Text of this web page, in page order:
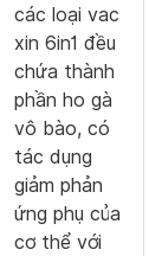
các loại vac
xin 6in1 đều
chứa thành
phần ho gà
vô bào, có
tác dụng
giảm phản
ứng phụ của
cơ thể với